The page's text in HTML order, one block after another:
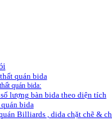
quán bida
quán bida:
lượng bàn bida theo diện tích
bida
Billiards , dida chặt chẽ &